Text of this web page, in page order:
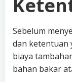
Sebelum
dan ketentuan
biaya
bahan bakar